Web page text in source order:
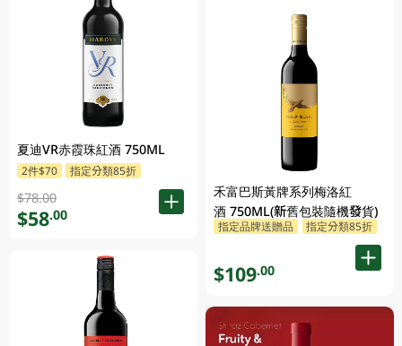
夏迪VR赤霞珠紅酒 750ML
2件$70 指定分類85折
$78.00
$58.00
禾富巴斯黃牌系列梅洛紅
酒 750ML(新舊包裝隨機發貨)
指定品牌送贈品 指定分類85折
$109.00